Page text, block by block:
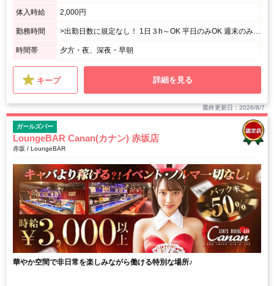
体入時給 2,000円
勤務時間 >出勤日数に規定なし！ 1日３h～OK 平日のみOK 週末のみOK
時間帯 夕方・夜、深夜・早朝
キープ 詳細を見る
最終更新日：2026/8/7
ガールズバー
LoungeBAR Canan(カナン) 赤坂店
赤坂 / LoungeBAR
華やか空間で非日常を楽しみながら働ける特別な場所♪